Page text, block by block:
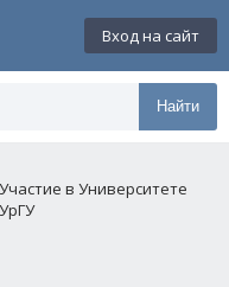
Вход на сайт
Найти
в Университете